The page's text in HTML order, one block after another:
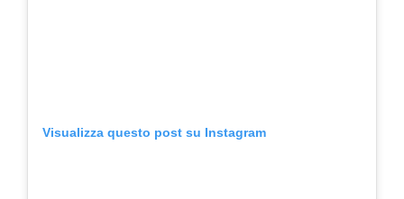
Visualizza questo post su Instagram